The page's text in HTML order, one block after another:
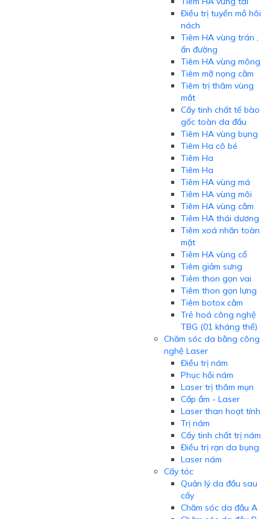
Điều trị tuyến mồ hôi
nách
Tiêm HA vùng trán ,
ấn đường
Tiêm HA vùng mông
Tiêm mỡ nọng cằm
Tiêm trị thâm vùng
mắt
Cấy tinh chất tế bào
gốc toàn da đầu
Tiêm HA vùng bụng
Tiêm Ha cô bé
Tiêm Ha
Tiêm Ha
Tiêm HA vùng má
Tiêm HA vùng môi
Tiêm HA vùng cằm
Tiêm HA thái dương
Tiêm xoá nhăn toàn
mặt
Tiêm HA vùng cổ
Tiêm giảm sưng
Tiêm thon gọn vai
Tiêm thon gọn lưng
Tiêm botox cằm
Trẻ hoá công nghệ
TBG (01 kháng thể)
Chăm sóc da bằng công
nghệ Laser
Điều trị nám
Phục hồi nám
Laser trị thâm mụn
Cấp ẩm - Laser
Laser than hoạt tính
Trị nám
Cấy tinh chất trị nám
Điều trị rạn da bụng
Laser nám
Cấy tóc
Quản lý da đầu sau
cấy
Chăm sóc da đầu A